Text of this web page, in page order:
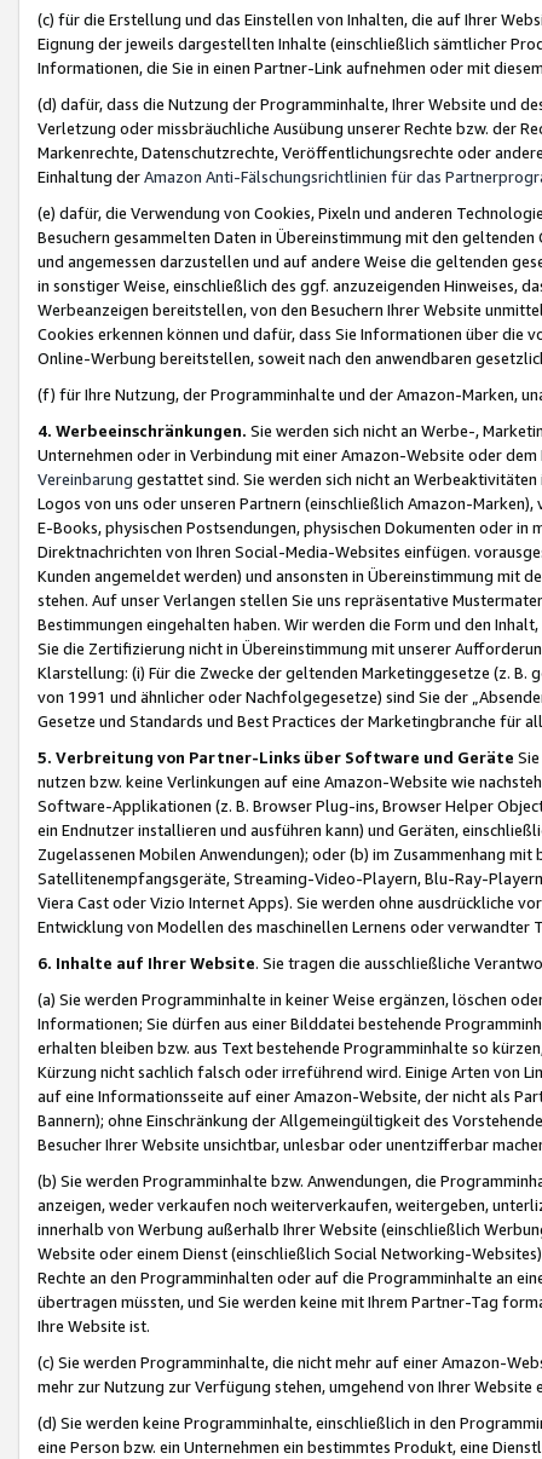
(c) für die Erstellung und das Einstellen von Inhalten, die auf Ihrer
Eignung der jeweils dargestellten Inhalte (einschließlich sämtlicher
Informationen, die Sie in einen Partner-Link aufnehmen oder mit
(d) dafür, dass die Nutzung der Programminhalte, Ihrer Website und
Verletzung oder missbräuchliche Ausübung unserer Rechte bzw. der
Markenrechte, Datenschutzrechte, Veröffentlichungsrechte oder
Einhaltung derAmazon Anti-Fälschungsrichtlinien für das
(e) dafür, die Verwendung von Cookies, Pixeln und anderen
Besuchern gesammelten Daten in Übereinstimmung mit den
und angemessen darzustellen und auf andere Weise die geltenden
in sonstiger Weise, einschließlich des ggf. anzuzeigenden Hinweises,
Werbeanzeigen bereitstellen, von den Besuchern Ihrer Website
Cookies erkennen können und dafür, dass Sie Informationen über die
Online-Werbung bereitstellen, soweit nach den anwendbaren
(f) für Ihre Nutzung, der Programminhalte und der Amazon-Marken,
4. Werbeeinschränkungen. Sie werden sich nicht an Werbe-,
Unternehmen oder in Verbindung mit einer Amazon-Website oder
Vereinbarung gestattet sind. Sie werden sich nicht an
Logos von uns oder unseren Partnern (einschließlich Amazon-
E-Books, physischen Postsendungen, physischen Dokumenten oder in
Direktnachrichten von Ihren Social-Media-Websites einfügen.
Kunden angemeldet werden) und ansonsten in Übereinstimmung mit
stehen. Auf unser Verlangen stellen Sie uns repräsentative
Bestimmungen eingehalten haben. Wir werden die Form und den
Sie die Zertifizierung nicht in Übereinstimmung mit unserer
Klarstellung: (i) Für die Zwecke der geltenden Marketinggesetze (z. B.
von 1991 und ähnlicher oder Nachfolgegesetze) sind Sie der
Gesetze und Standards und Best Practices der Marketingbranche für
5. Verbreitung von Partner-Links über Software und Geräte
nutzen bzw. keine Verlinkungen auf eine Amazon-Website wie
Software-Applikationen (z. B. Browser Plug-ins, Browser Helper
ein Endnutzer installieren und ausführen kann) und Geräten,
Zugelassenen Mobilen Anwendungen); oder (b) im Zusammenhang
Satellitenempfangsgeräte, Streaming-Video-Playern, Blu-Ray-
Viera Cast oder Vizio Internet Apps). Sie werden ohne ausdrückliche
Entwicklung von Modellen des maschinellen Lernens oder
6. Inhalte auf Ihrer Website. Sie tragen die ausschließliche
(a) Sie werden Programminhalte in keiner Weise ergänzen, löschen
Informationen; Sie dürfen aus einer Bilddatei bestehende
erhalten bleiben bzw. aus Text bestehende Programminhalte so
Kürzung nicht sachlich falsch oder irreführend wird. Einige Arten von
auf eine Informationsseite auf einer Amazon-Website, der nicht als
Bannern); ohne Einschränkung der Allgemeingültigkeit des
Besucher Ihrer Website unsichtbar, unlesbar oder unentzifferbar
(b) Sie werden Programminhalte bzw. Anwendungen, die
anzeigen, weder verkaufen noch weiterverkaufen, weitergeben,
innerhalb von Werbung außerhalb Ihrer Website (einschließlich
Website oder einem Dienst (einschließlich Social Networking-
Rechte an den Programminhalten oder auf die Programminhalte an
übertragen müssten, und Sie werden keine mit Ihrem Partner-Tag
Ihre Website ist.
(c) Sie werden Programminhalte, die nicht mehr auf einer Amazon-
mehr zur Nutzung zur Verfügung stehen, umgehend von Ihrer
(d) Sie werden keine Programminhalte, einschließlich in den
eine Person bzw. ein Unternehmen ein bestimmtes Produkt, eine